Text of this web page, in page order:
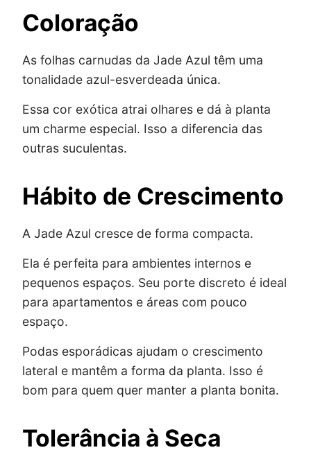
Coloração
As folhas carnudas da Jade Azul têm uma
tonalidade azul-esverdeada única.
Essa cor exótica atrai olhares e dá à planta
um charme especial. Isso a diferencia das
outras suculentas.
Hábito de Crescimento
A Jade Azul cresce de forma compacta.
Ela é perfeita para ambientes internos e
pequenos espaços. Seu porte discreto é ideal
para apartamentos e áreas com pouco
espaço.
Podas esporádicas ajudam o crescimento
lateral e mantêm a forma da planta. Isso é
bom para quem quer manter a planta bonita.
Tolerância à Seca